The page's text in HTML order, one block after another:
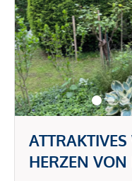
HERZEN